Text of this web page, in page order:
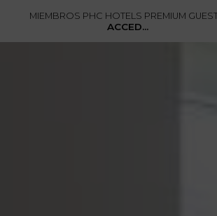
MIEMBROS PHC HOTELS PREMIUM
ACCEDER